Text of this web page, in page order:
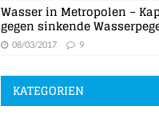
Wasser in Metropolen –
gegen sinkende
08/03/2017 9
KATEGORIEN